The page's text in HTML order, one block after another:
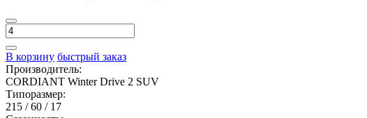
В корзину быстрый заказ
Производитель:
CORDIANT Winter Drive 2 SUV
Типоразмер:
215 / 60 / 17